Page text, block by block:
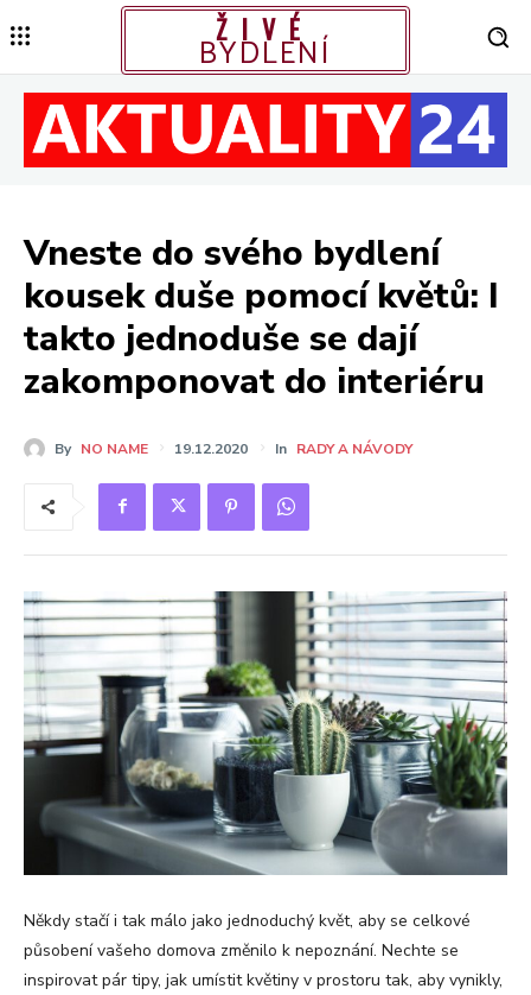
ŽIVÉ
BYDLENÍ
Vneste do svého bydlení
kousek duše pomocí květů: I
takto jednoduše se dají
zakomponovat do interiéru
By NO NAME 19.12.2020 In RADY A NÁVODY
Někdy stačí i tak málo jako jednoduchý květ, aby se celkové
působení vašeho domova změnilo k nepoznání. Nechte se
inspirovat pár tipy, jak umístit květiny v prostoru tak, aby vynikly,